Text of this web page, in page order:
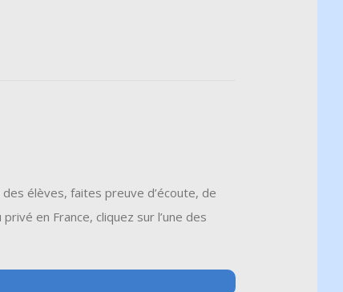
élèves, faites preuve d’écoute, de
en France, cliquez sur l’une des